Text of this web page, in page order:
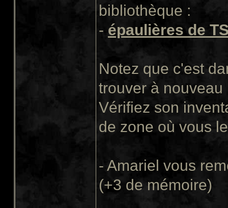
bibliothèque :
- épaulières de
Notez que c'est
trouver à
Vérifiez son
de zone où vous
- Amariel vous
(+3 de mémoire)